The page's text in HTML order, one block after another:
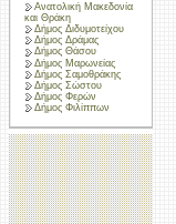
Ανατολική Μακεδονία
και Θράκη
Δήμος Διδυμοτείχου
Δήμος Δράμας
Δήμος Θάσου
Δήμος Μαρωνείας
Δήμος Σαμοθράκης
Δήμος Σώστου
Δήμος Φερών
Δήμος Φιλίππων